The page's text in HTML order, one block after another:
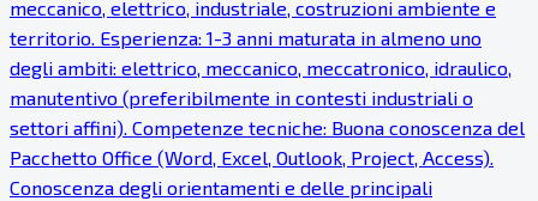
meccanico, elettrico, industriale, costruzioni ambiente e
territorio. Esperienza: 1-3 anni maturata in almeno uno
degli ambiti: elettrico, meccanico, meccatronico, idraulico,
manutentivo (preferibilmente in contesti industriali o
settori affini). Competenze tecniche: Buona conoscenza del
Pacchetto Office (Word, Excel, Outlook, Project, Access).
Conoscenza degli orientamenti e delle principali